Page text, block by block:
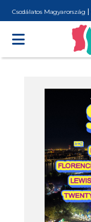
Csodálatos Magyarország